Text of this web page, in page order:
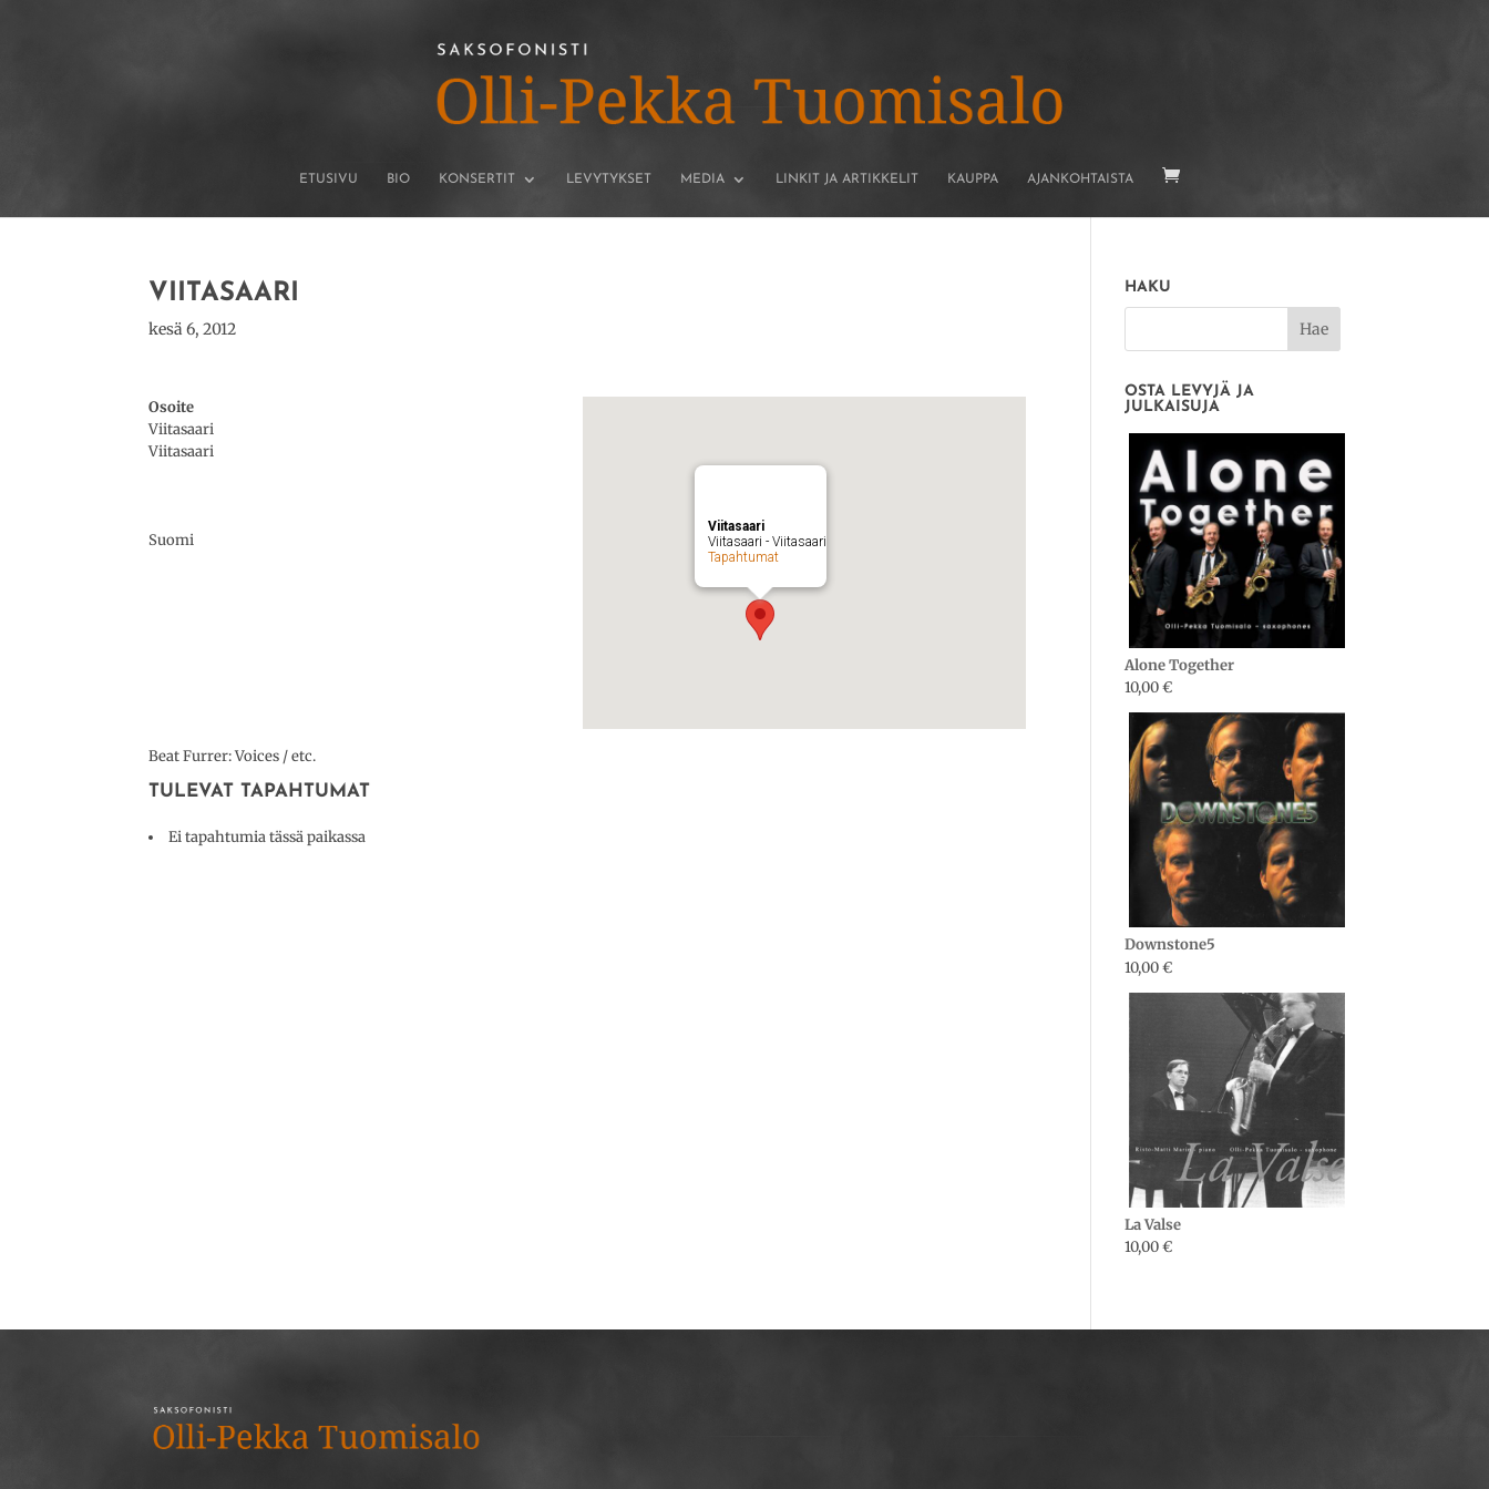
ETUSIVU BIO KONSERTIT LEVYTYKSET MEDIA LINKIT JA ARTIKKELIT KAUPPA AJANKOHTAISTA
VIITASAARI
kesä 6, 2012
Viitasaari
Viitasaari - Viitasaari
Tapahtumat
Osoite
Viitasaari
Viitasaari
Suomi
Beat Furrer: Voices / etc.
TULEVAT TAPAHTUMAT
Ei tapahtumia tässä paikassa
HAKU
OSTA LEVYJÄ JA
JULKAISUJA
Alone Together
10,00€
Downstone5
10,00€
La Valse
10,00€